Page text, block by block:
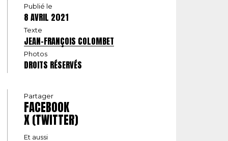
Publié le
8 AVRIL 2021
Texte
JEAN-FRANÇOIS COLOMBET
Photos
DROITS RÉSERVÉS
Partager
FACEBOOK
X (TWITTER)
Et aussi